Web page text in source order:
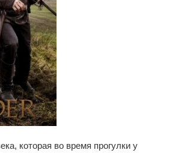
которая во время прогулки у